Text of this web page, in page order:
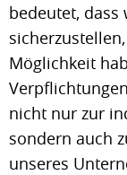
bedeutet,
Möglichkeit
nicht nur zur
sondern auch
unseres